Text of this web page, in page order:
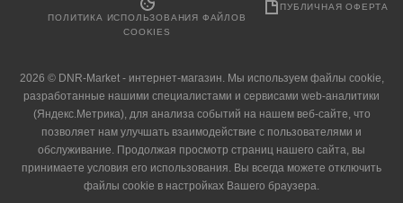
ПОЛИТИКА ИСПОЛЬЗОВАНИЯ ФАЙЛОВ
COOKIES
ПУБЛИЧНАЯ ОФЕРТА
2026 © DNR-Market - интернет-магазин. Мы используем файлы cookie,
разработанные нашими специалистами и сервисами web-аналитики
(Яндекс.Метрика), для анализа событий на нашем веб-сайте, что
позволяет нам улучшать взаимодействие с пользователями и
обслуживание. Продолжая просмотр страниц нашего сайта, вы
принимаете условия его использования. Вы всегда можете отключить
файлы cookie в настройках Вашего браузера.